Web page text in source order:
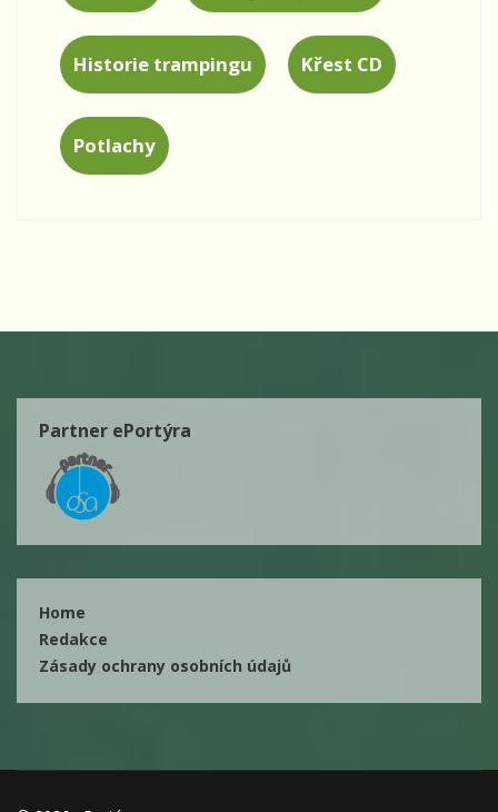
Historie trampingu Křest CD
Potlachy
Partner ePortýra
Home
Redakce
Zásady ochrany osobních údajů